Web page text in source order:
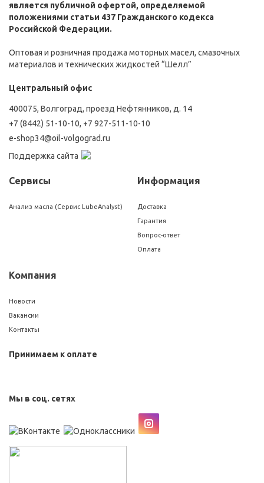
является публичной офертой, определяемой
положениями статьи 437 Гражданского кодекса
Российской Федерации.
Оптовая и розничная продажа моторных масел, смазочных
материалов и технических жидкостей “Шелл”
Центральный офис
400075, Волгоград, проезд Нефтянников, д. 14
+7 (8442) 51-10-10, +7 927-511-10-10
e-shop34@oil-volgograd.ru
Поддержка сайта
Сервисы
Анализ масла (Сервис LubeAnalyst)
Информация
Доставка
Гарантия
Вопрос-ответ
Оплата
Компания
Новости
Вакансии
Контакты
Принимаем к оплате
Мы в соц. сетях